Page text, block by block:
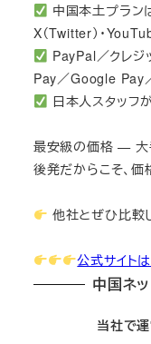
中国本土プラン
X（Twitter）・
PayPal／クレジ
Pay／Google Pay
日本人スタッフ
最安級の価格 — 大
後発だからこそ、価
他社とぜひ比較
公式サイト
中国ネ
当社で運